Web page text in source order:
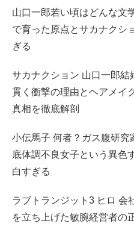
山口一郎若い頃はどんな文
で育った原点とサカナクシ
ぎる
サカナクション 山口一郎
貫く衝撃の理由とヘアメイ
真相を徹底解剖
小伝馬子 何者？ガス腹研
底体調不良女子という異色
白すぎる
ラブトランジット3 ヒロ 会
を立ち上げた敏腕経営者の